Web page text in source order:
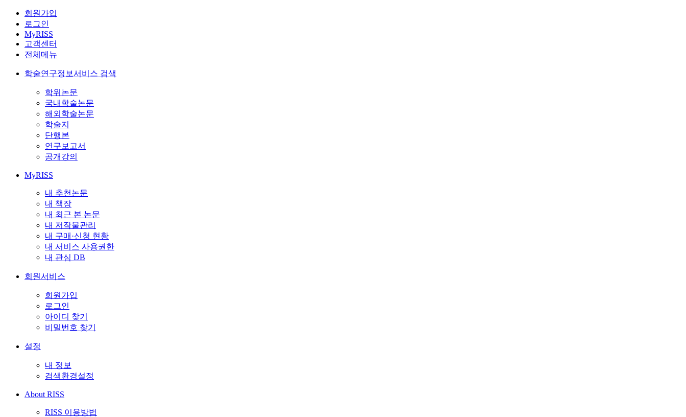
회원가입
로그인
MyRISS
고객센터
전체메뉴
학술연구정보서비스 검색
학위논문
국내학술논문
해외학술논문
학술지
단행본
연구보고서
공개강의
MyRISS
내 추천논문
내 책장
내 최근 본 논문
내 저작물관리
내 구매·신청 현황
내 서비스 사용권한
내 관심 DB
회원서비스
회원가입
로그인
아이디 찾기
비밀번호 찾기
설정
내 정보
검색환경설정
About RISS
RISS 이용방법